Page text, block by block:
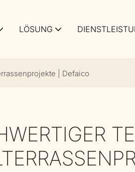
LÖSUNG
| Defaico